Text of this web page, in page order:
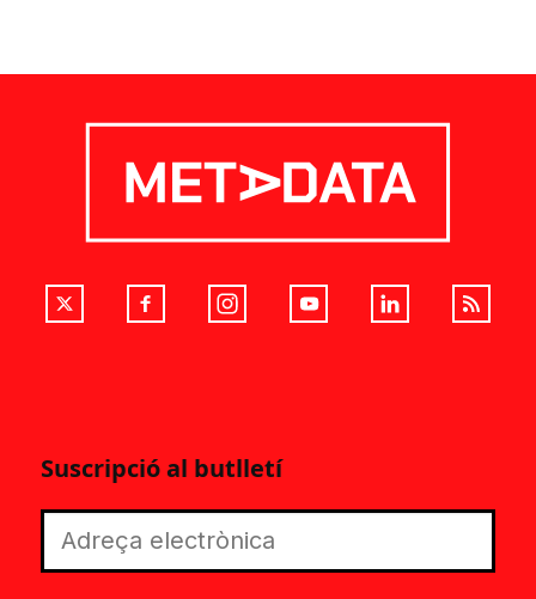
Suscripció al butlletí